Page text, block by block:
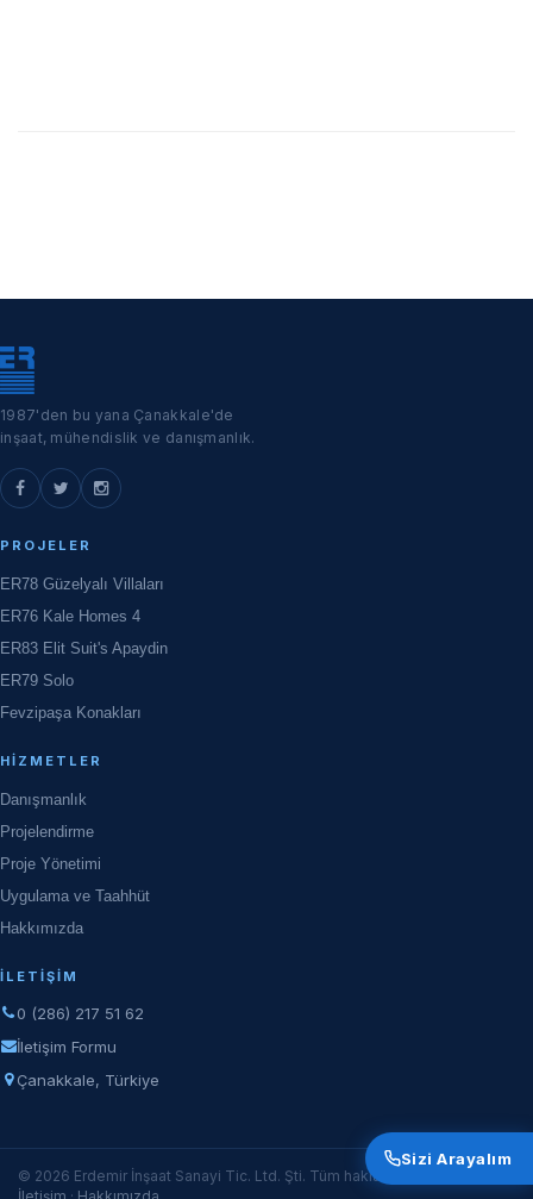
Sizi Arayalım
1987'den bu yana Çanakkale'de
inşaat, mühendislik ve danışmanlık.
PROJELER
ER78 Güzelyalı Villaları
ER76 Kale Homes 4
ER83 Elit Suit's Apaydin
ER79 Solo
Fevzipaşa Konakları
HIZMETLER
Danışmanlık
Projelendirme
Proje Yönetimi
Uygulama ve Taahhüt
Hakkımızda
İLETIŞIM
0 (286) 217 51 62
İletişim Formu
Çanakkale, Türkiye
© 2026 Erdemir İnşaat Sanayi Tic. Ltd. Şti. Tüm hakları saklıdır.